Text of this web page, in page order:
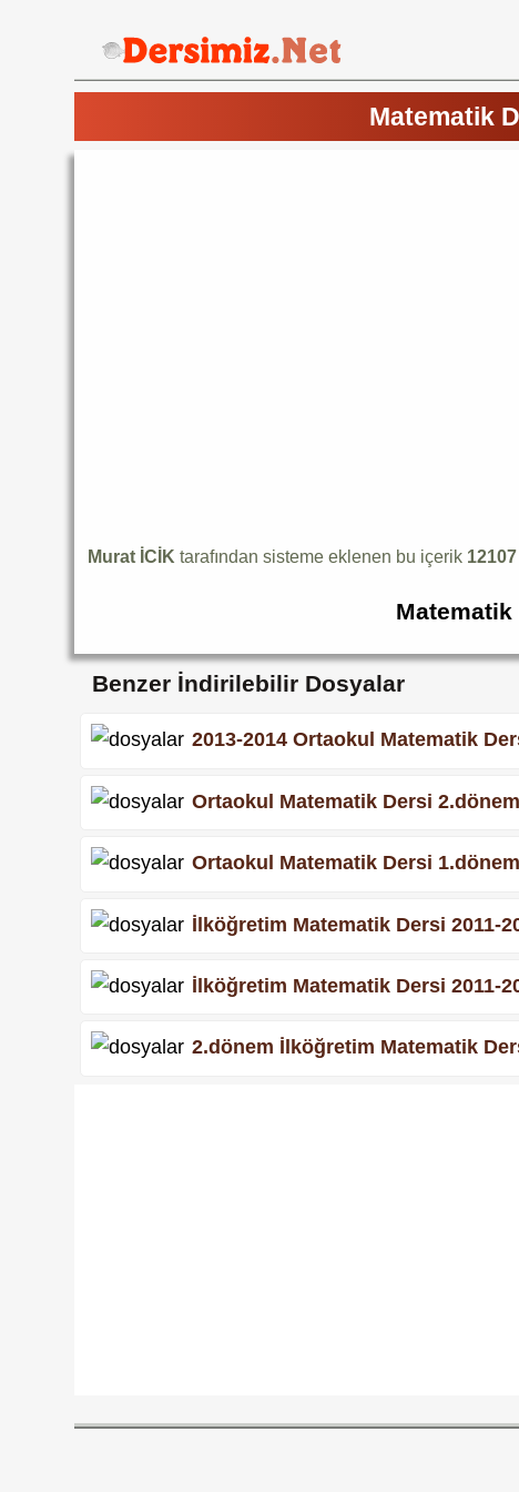
Matematik
Murat İCİK tarafından sisteme eklenen bu içerik 12107
Matematik
Benzer İndirilebilir Dosyalar
2013-2014 Ortaokul Matematik
Ortaokul Matematik Dersi
Ortaokul Matematik Dersi
İlköğretim Matematik Dersi 2011-
İlköğretim Matematik Dersi 2011-
2.dönem İlköğretim Matematik